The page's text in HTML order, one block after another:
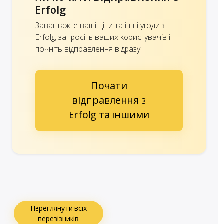
Erfolg
Завантажте ваші ціни та інші угоди з
Erfolg, запросіть ваших користувачів і
почніть відправлення відразу.
Почати
відправлення з
Erfolg та іншими
Переглянути всіх
перевізників